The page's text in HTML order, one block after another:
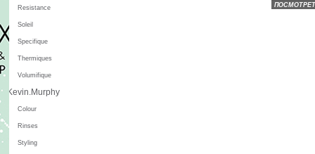
Resistance
Soleil
Specifique
Thermiques
Volumifique
Kevin.Murphy
Colour
Rinses
Styling